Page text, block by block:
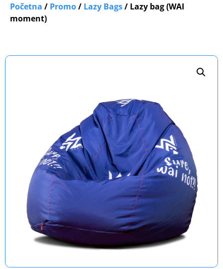
Početna / Promo/ Lazy Bags/ Lazy bag (WAI
moment)